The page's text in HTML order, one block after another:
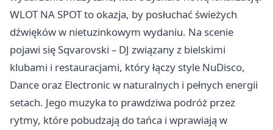
WLOT NA SPOT to okazja, by posłuchać świeżych
dźwięków w nietuzinkowym wydaniu. Na scenie
pojawi się Sqvarovski – DJ związany z bielskimi
klubami i restauracjami, który łączy style NuDisco,
Dance oraz Electronic w naturalnych i pełnych energii
setach. Jego muzyka to prawdziwa podróż przez
rytmy, które pobudzają do tańca i wprawiają w